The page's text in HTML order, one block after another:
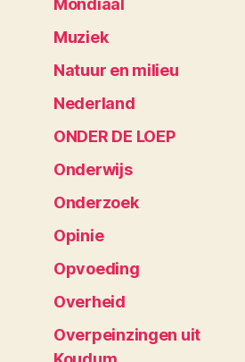
Mondiaal
Muziek
Natuur en milieu
Nederland
ONDER DE LOEP
Onderwijs
Onderzoek
Opinie
Opvoeding
Overheid
Overpeinzingen uit